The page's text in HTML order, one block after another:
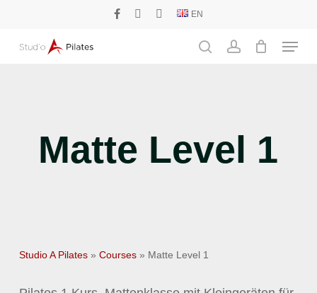
main
EN
Menu
Matte Level 1
Studio A Pilates» Courses» Matte Level 1